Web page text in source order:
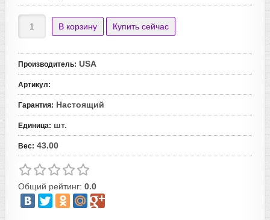
Производитель: USA
Артикул:
Гарантия: Настоящий
Единица: шт.
Вес: 43.00
Общий рейтинг: 0.0